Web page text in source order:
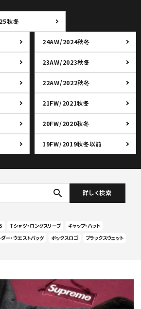
秋冬
24AW/2024秋冬
23AW/2023秋冬
22AW/2022秋冬
21FW/2021秋冬
20FW/2020秋冬
19FW/2019秋冬以前
search 詳しく検索
Tシャツ・ロングスリーブ
キャップ・ハット
ー・ウエストバッグ ボックスロゴ ブラックスウェット